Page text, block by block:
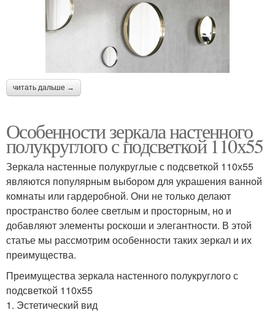
читать дальше →
Особенности зеркала настенного
полукруглого с подсветкой 110х55
Зеркала настенные полукруглые с подсветкой 110х55
являются популярным выбором для украшения ванной
комнаты или гардеробной. Они не только делают
пространство более светлым и просторным, но и
добавляют элементы роскоши и элегантности. В этой
статье мы рассмотрим особенности таких зеркал и их
преимущества.
Преимущества зеркала настенного полукруглого с
подсветкой 110х55
1. Эстетический вид